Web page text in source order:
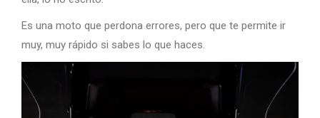
Es una moto que perdona errores, pero que te permite ir
muy, muy rápido si sabes lo que haces.